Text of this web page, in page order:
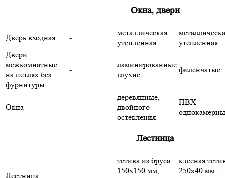
Окна, двери
Дверь входная -
металлическая
утепленная
утепленная
Двери
межкомнатные:
на петлях без
фурнитуры
-
ламинированные
глухие
филенчатые
Окна -
деревянные,
двойного
остекления
ПВХ
Лестница
Лестница
тетива из бруса
150х150 мм,
клееная
250х40 мм,